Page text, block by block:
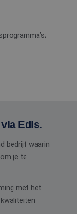
Edis.
bedrijf waarin
je te
met het